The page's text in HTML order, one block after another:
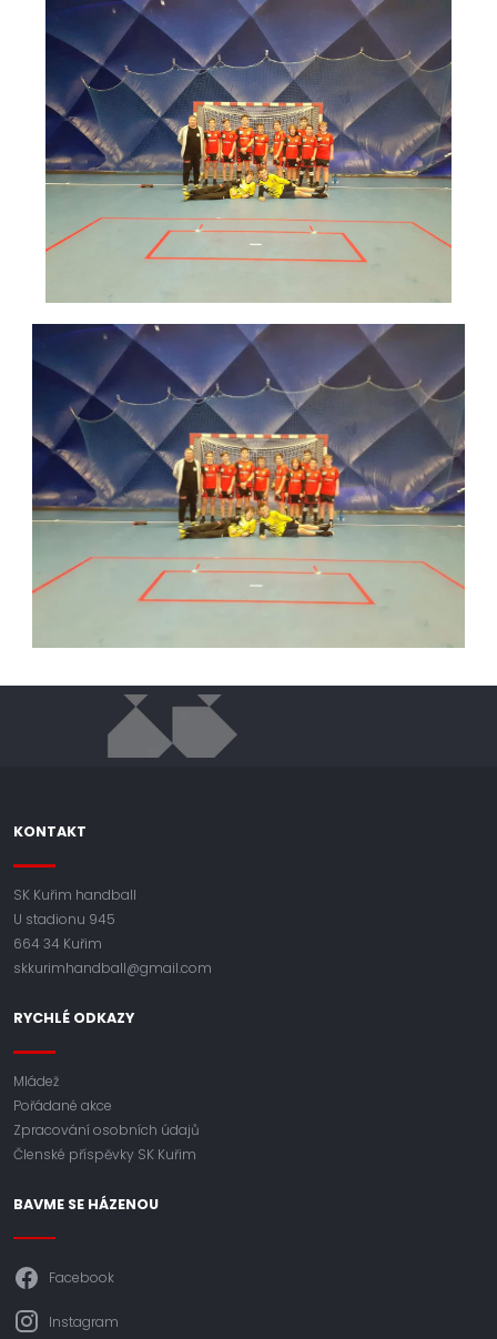
KONTAKT
SK Kuřim handball
U stadionu 945
664 34 Kuřim
skkurimhandball@gmail.com
RYCHLÉ ODKAZY
Mládež
Pořádané akce
Zpracování osobních údajů
Členské příspěvky SK Kuřim
BAVME SE HÁZENOU
Facebook
Instagram